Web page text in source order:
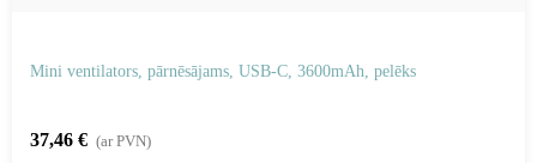
Mini ventilators, pārnēsājams, USB-C, 3600mAh, pelēks
37,46 € (ar PVN)